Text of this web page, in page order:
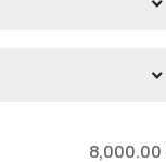
8,000.00